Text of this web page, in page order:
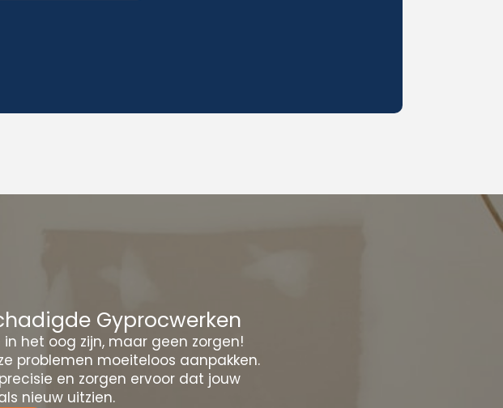
Gyprocwerken
het oog zijn, maar geen zorgen!
problemen moeiteloos aanpakken.
en zorgen ervoor dat jouw
nieuw uitzien.